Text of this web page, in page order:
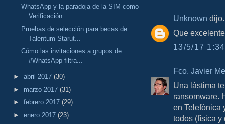
WhatsApp y la paradoja de la SIM como
Verificación...
Pruebas de selección para becas de
Talentum Starut...
Cómo las invitaciones a grupos de
#WhatsApp filtra...
► abril 2017 (30)
► marzo 2017 (31)
► febrero 2017 (29)
► enero 2017 (23)
Unknown
Que
13/5/17
Fco. Javier
Una lástima
ransomware.
en Telefónica
todos (física y